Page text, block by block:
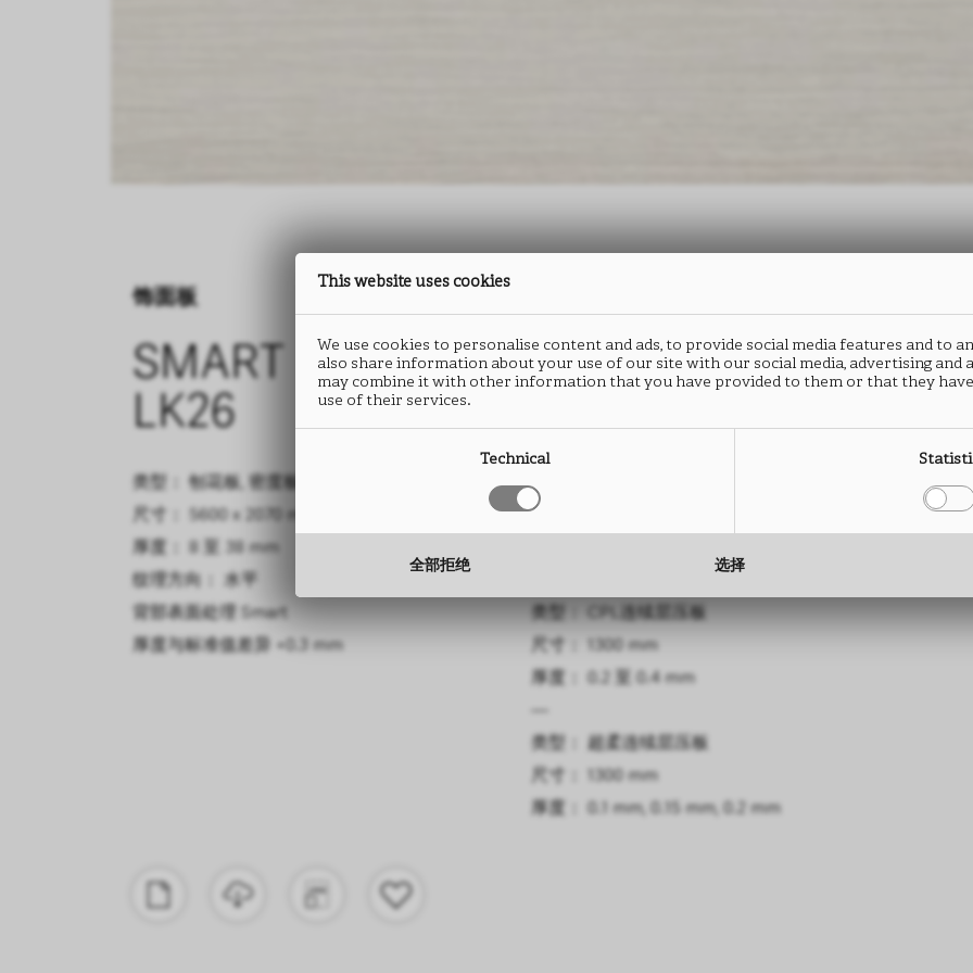
饰面板
SMART
LK26
类型： 刨花板, 密度板
尺寸： 5600 x 2070 mm
厚度： 8 至 38 mm
纹理方向： 水平
背部表面处理
Smart
厚度与标准值差异 +0.3 mm
SMART
LK26
类型： HPL防火板
尺寸： 3050 x 1300 mm
类型： CPL连续层压板
尺寸： 1300 mm
厚度： 0.2 至 0.4 mm
—
类型： 超柔连续层压板
尺寸： 1300 mm
厚度： 0.1 mm, 0.15 mm, 0.2 mm
类型
高度
This website uses cookies
We use cookies to personalise content and ads, to provide social media features and to
also share information about your use of our site with our social media, advertising and
may combine it with other information that you have provided to them or that they
use of their services.
Technical
全部拒绝 选择